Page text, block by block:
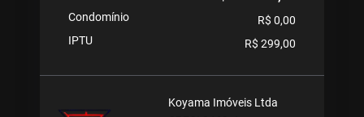
Condomínio
R$ 0,00
IPTU
R$ 299,00
Koyama Imóveis Ltda